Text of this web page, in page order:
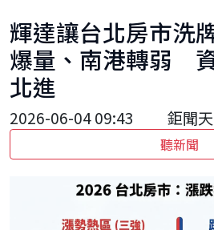
輝達讓台北房市洗
爆量、南港轉弱
北進
2026-06-04 09:43 鉅聞天
聽新聞